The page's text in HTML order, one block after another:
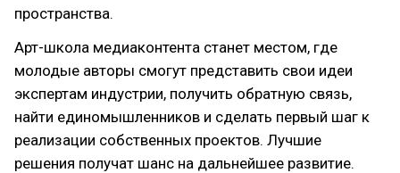
пространства.
Арт-школа медиаконтента станет местом, где
молодые авторы смогут представить свои идеи
экспертам индустрии, получить обратную связь,
найти единомышленников и сделать первый шаг к
реализации собственных проектов. Лучшие
решения получат шанс на дальнейшее развитие.